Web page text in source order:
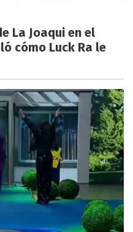
La Joaqui en el
cómo Luck Ra le